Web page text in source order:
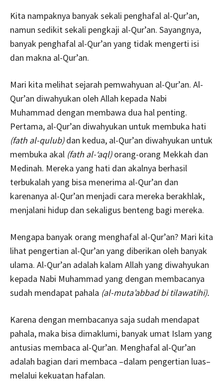
Kita nampaknya banyak sekali penghafal al-Qur’an,
namun sedikit sekali pengkaji al-Qur’an. Sayangnya,
banyak penghafal al-Qur’an yang tidak mengerti isi
dan makna al-Qur’an.
Mari kita melihat sejarah pemwahyuan al-Qur’an. Al-
Qur’an diwahyukan oleh Allah kepada Nabi
Muhammad dengan membawa dua hal penting.
Pertama, al-Qur’an diwahyukan untuk membuka hati
(fath al-qulub)dan kedua, al-Qur’an diwahyukan untuk
membuka akal (fath al-‘aql)orang-orang Mekkah dan
Medinah. Mereka yang hati dan akalnya berhasil
terbukalah yang bisa menerima al-Qur’an dan
karenanya al-Qur’an menjadi cara mereka berakhlak,
menjalani hidup dan sekaligus benteng bagi mereka.
Mengapa banyak orang menghafal al-Qur’an? Mari kita
lihat pengertian al-Qur’an yang diberikan oleh banyak
ulama. Al-Qur’an adalah kalam Allah yang diwahyukan
kepada Nabi Muhammad yang dengan membacanya
sudah mendapat pahala (al-muta’abbad bi tilawatihi).
Karena dengan membacanya saja sudah mendapat
pahala, maka bisa dimaklumi, banyak umat Islam yang
antusias membaca al-Qur’an. Menghafal al-Qur’an
adalah bagian dari membaca –dalam pengertian luas–
melalui kekuatan hafalan.